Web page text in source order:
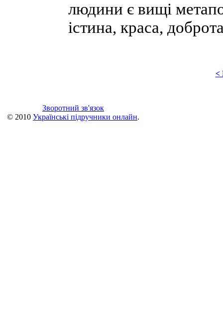
людини є вищі
істина, краса,
<
Зворотний зв'язок
© 2010 Українські підручники онлайн.